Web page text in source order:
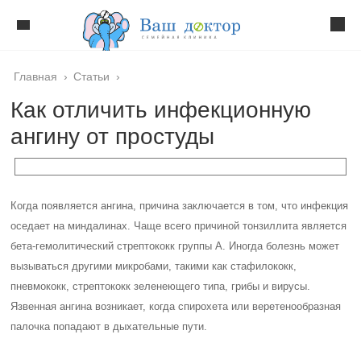
Главная › Статьи ›
Как отличить инфекционную
ангину от простуды
Когда появляется ангина, причина заключается в том, что инфекция
оседает на миндалинах. Чаще всего причиной тонзиллита является
бета-гемолитический стрептококк группы А. Иногда болезнь может
вызываться другими микробами, такими как стафилококк,
пневмококк, стрептококк зеленеющего типа, грибы и вирусы.
Язвенная ангина возникает, когда спирохета или веретенообразная
палочка попадают в дыхательные пути.